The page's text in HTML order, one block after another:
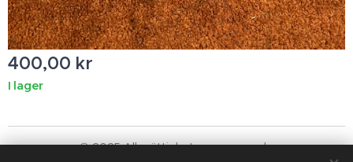
400,00 kr
I lager
© 2025 Alla rättigheter reserverade